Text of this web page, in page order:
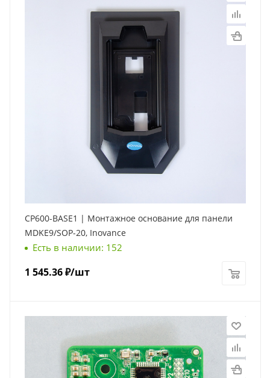
CP600-BASE1 | Монтажное основание для панели
MDKE9/SOP-20, Inovance
Есть в наличии: 152
1 545.36₽/шт